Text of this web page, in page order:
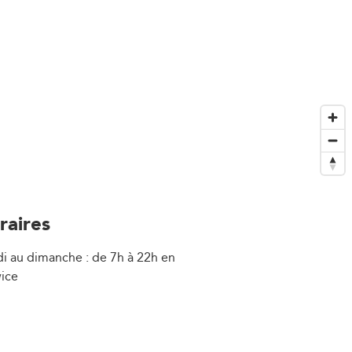
au dimanche : de 7h à 22h en